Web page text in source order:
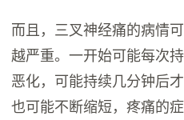
而且，三叉神经痛的病情
越严重。一开始可能每次
恶化，可能持续几分钟后
也可能不断缩短，疼痛的